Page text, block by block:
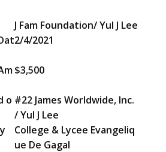
J Fam Foundation/ Yul J Lee
2/4/2021
$3,500
o #22 James Worldwide, Inc.
/ Yul J Lee
College & Lycee Evangeliq
ue De Gagal